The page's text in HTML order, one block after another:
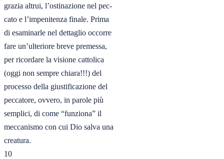
grazia altrui, l’ostinazione nel pec-
cato e l’impenitenza finale. Prima
di esaminarle nel dettaglio occorre
fare un’ulteriore breve premessa,
per ricordare la visione cattolica
(oggi non sempre chiara!!!) del
processo della giustificazione del
peccatore, ovvero, in parole più
semplici, di come “funziona” il
meccanismo con cui Dio salva una
creatura.
10